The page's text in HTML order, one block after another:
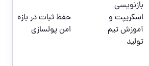
بازنویسی
اسکریپت و
آموزش تیم
تولید
حفظ ثبات در بازه
امن پولسازی